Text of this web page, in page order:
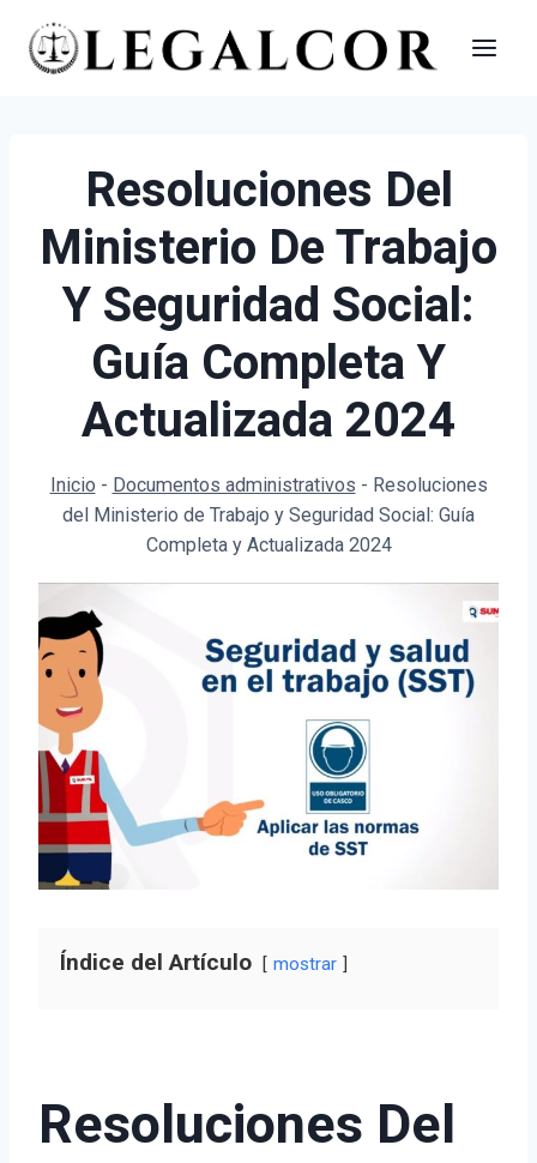
Saltar
Resoluciones Del
Ministerio De Trabajo
Y Seguridad Social:
Guía Completa Y
Actualizada 2024
Inicio - Documentos administrativos - Resoluciones
del Ministerio de Trabajo y Seguridad Social: Guía
Completa y Actualizada 2024
Índice del Artículo mostrar
Resoluciones Del